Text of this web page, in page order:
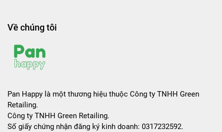
Về chúng tôi
Pan Happy là một thương hiệu thuộc Công ty TNHH Green
Retailing.
Công ty TNHH Green Retailing.
Số giấy chứng nhận đăng ký kinh doanh: 0317232592.